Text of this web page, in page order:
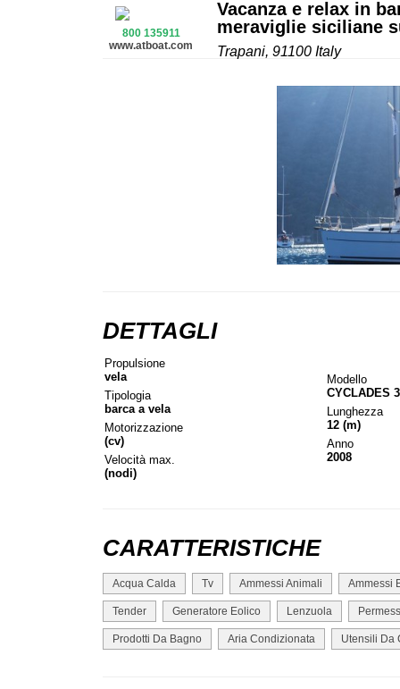
800 135911
www.atboat.com
Vacanza e relax in
meraviglie siciliane
Trapani, 91100 Italy
DETTAGLI
Propulsione
vela
Tipologia
barca a vela
Motorizzazione
(cv)
Velocità max.
(nodi)
Modello
CYCLADES
Lunghezza
12 (m)
Anno
2008
CARATTERISTICHE
Acqua Calda Tv Ammessi Animali Ammessi
Tender Generatore Eolico Lenzuola
Prodotti Da Bagno Aria Condizionata Utensili Da